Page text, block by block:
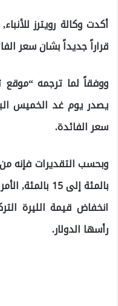
أكدت وكالة رويترز
قراراً جديداً بشان سعر
ووفقاً لما ترجمه “موقع
يصدر يوم غد الخميس
سعر الفائدة.
بالمئة إلى
انخفاض قيمة الليرة
رأسها الدولار.